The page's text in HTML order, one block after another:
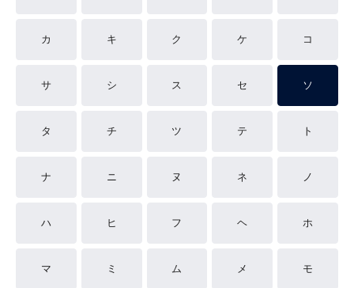
カ キ ク ケ コ
サ シ ス セ ソ
タ チ ツ テ ト
ナ ニ ヌ ネ ノ
ハ ヒ フ ヘ ホ
マ ミ ム メ モ